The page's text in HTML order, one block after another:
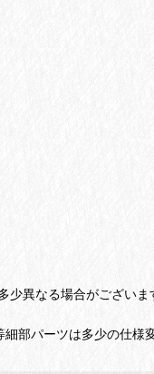
異なる場合がございま
部パーツは多少の仕様